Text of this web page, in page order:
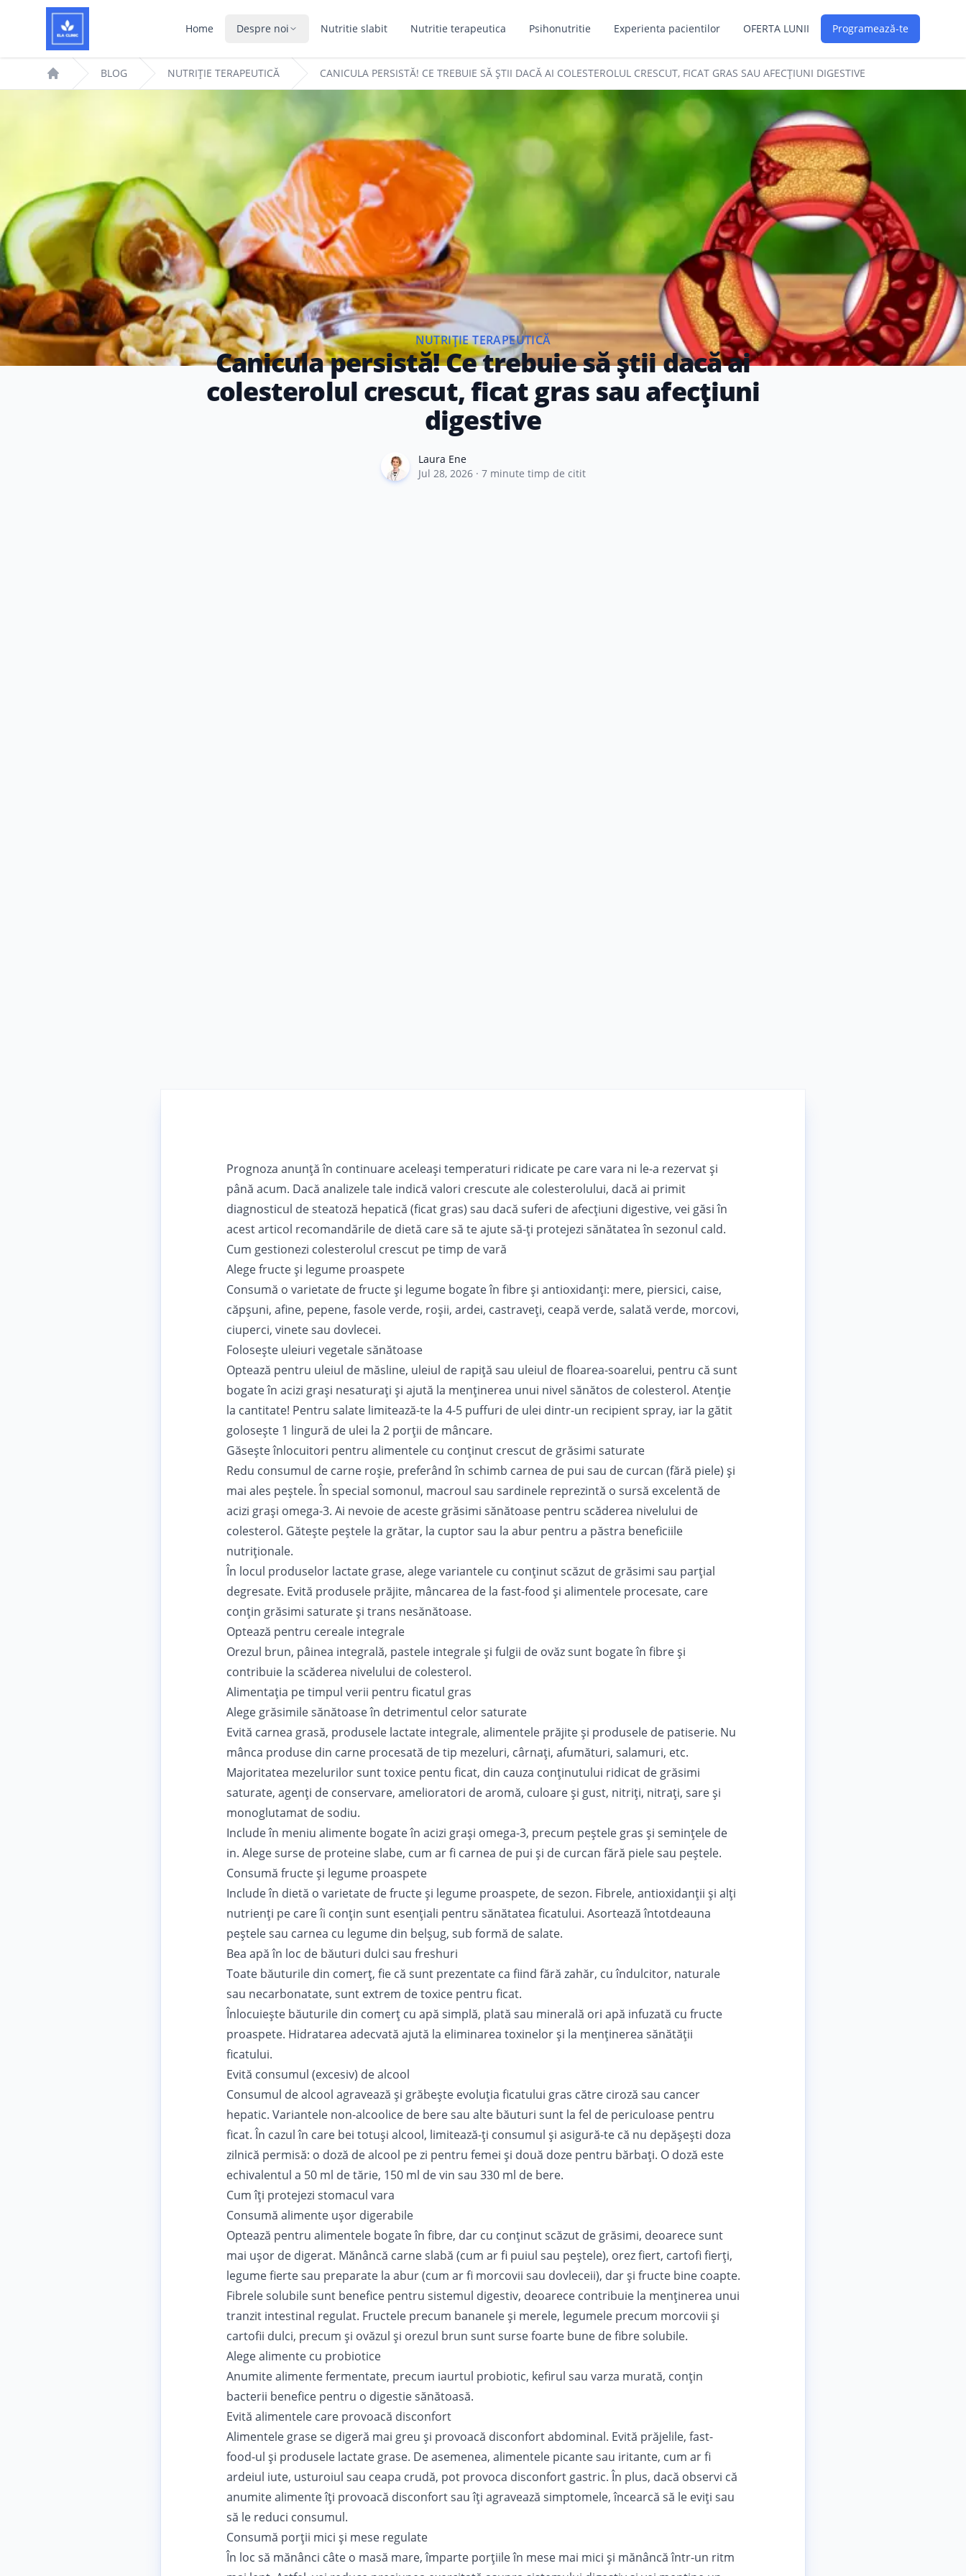
Home Despre noi Nutritie slabit Nutritie terapeutica Psihonutritie Experienta pacientilor OFERTA LUNII Programează-te
Home BLOG NUTRIȚIE TERAPEUTICĂ CANICULA PERSISTĂ! CE TREBUIE SĂ ȘTII DACĂ AI COLESTEROLUL CRESCUT, FICAT GRAS SAU AFECȚIUNI DIGESTIVE
NUTRIȚIE TERAPEUTICĂ
Canicula persistă! Ce trebuie să știi dacă ai
colesterolul crescut, ficat gras sau afecțiuni
digestive
Laura EneLaura Ene
Jul 28, 2026 · 7minute timp de citit
Prognoza anunță în continuare aceleași temperaturi ridicate pe care vara ni le-a rezervat și
până acum. Dacă analizele tale indică valori crescute ale colesterolului, dacă ai primit
diagnosticul de steatoză hepatică (ficat gras) sau dacă suferi de afecțiuni digestive, vei găsi în
acest articol recomandările de dietă care să te ajute să-ți protejezi sănătatea în sezonul cald.
Cum gestionezi colesterolul crescut pe timp de vară
Alege fructe și legume proaspete
Consumă o varietate de fructe și legume bogate în fibre și antioxidanți: mere, piersici, caise,
căpșuni, afine, pepene, fasole verde, roșii, ardei, castraveți, ceapă verde, salată verde, morcovi,
ciuperci, vinete sau dovlecei.
Folosește uleiuri vegetale sănătoase
Optează pentru uleiul de măsline, uleiul de rapiță sau uleiul de floarea-soarelui, pentru că sunt
bogate în acizi grași nesaturați și ajută la menținerea unui nivel sănătos de colesterol. Atenție
la cantitate! Pentru salate limitează-te la 4-5 puffuri de ulei dintr-un recipient spray, iar la gătit
golosește 1 lingură de ulei la 2 porții de mâncare.
Găsește înlocuitori pentru alimentele cu conținut crescut de grăsimi saturate
Redu consumul de carne roșie, preferând în schimb carnea de pui sau de curcan (fără piele) și
mai ales peștele. În special somonul, macroul sau sardinele reprezintă o sursă excelentă de
acizi grași omega-3. Ai nevoie de aceste grăsimi sănătoase pentru scăderea nivelului de
colesterol. Gătește peștele la grătar, la cuptor sau la abur pentru a păstra beneficiile
nutriționale.
În locul produselor lactate grase, alege variantele cu conținut scăzut de grăsimi sau parțial
degresate. Evită produsele prăjite, mâncarea de la fast-food și alimentele procesate, care
conțin grăsimi saturate și trans nesănătoase.
Optează pentru cereale integrale
Orezul brun, pâinea integrală, pastele integrale și fulgii de ovăz sunt bogate în fibre și
contribuie la scăderea nivelului de colesterol.
Alimentația pe timpul verii pentru ficatul gras
Alege grăsimile sănătoase în detrimentul celor saturate
Evită carnea grasă, produsele lactate integrale, alimentele prăjite și produsele de patiserie. Nu
mânca produse din carne procesată de tip mezeluri, cârnați, afumături, salamuri, etc.
Majoritatea mezelurilor sunttoxice pentu ficat, din cauza conținutului ridicat de grăsimi
saturate, agenți de conservare, amelioratori de aromă, culoare și gust, nitriți, nitrați, sare și
monoglutamat de sodiu.
Include în meniu alimente bogate în acizi grași omega-3, precum peștele gras și semințele de
in. Alege surse de proteine slabe, cum ar fi carnea de pui și de curcan fără piele sau peștele.
Consumă fructe și legume proaspete
Include în dietă o varietate de fructe și legume proaspete, de sezon. Fibrele, antioxidanții și alți
nutrienți pe care îi conțin sunt esențiali pentru sănătatea ficatului. Asortează întotdeauna
peștele sau carnea cu legume din belșug, sub formă de salate.
Bea apă în loc de băuturi dulci sau freshuri
Toate băuturile din comerț, fie că sunt prezentate ca fiind fără zahăr, cu îndulcitor, naturale
sau necarbonatate, sunt extrem de toxice pentru ficat.
Înlocuiește băuturile din comerț cu apă simplă, plată sau minerală ori apă infuzată cu fructe
proaspete. Hidratarea adecvată ajută la eliminarea toxinelor și la menținerea sănătății
ficatului.
Evită consumul (excesiv) de alcool
Consumul de alcool agravează și grăbește evoluția ficatului gras către ciroză sau cancer
hepatic. Variantele non-alcoolice de bere sau alte băuturi sunt la fel de periculoase pentru
ficat. În cazul în care bei totuși alcool, limitează-ți consumul și asigură-te că nu depășești doza
zilnică permisă: o doză de alcool pe zi pentru femei și două doze pentru bărbați. O doză este
echivalentul a 50 ml de tărie, 150 ml de vin sau 330 ml de bere.
Cum îți protejezi stomacul vara
Consumă alimente ușor digerabile
Optează pentru alimentele bogate în fibre, dar cu conținut scăzut de grăsimi, deoarece sunt
mai ușor de digerat. Mănâncă carne slabă (cum ar fi puiul sau peștele), orez fiert, cartofi fierți,
legume fierte sau preparate la abur (cum ar fi morcovii sau dovleceii), dar și fructe bine coapte.
Fibrele solubile sunt benefice pentru sistemul digestiv, deoarece contribuie la menținerea unui
tranzit intestinal regulat. Fructele precum bananele și merele, legumele precum morcovii și
cartofii dulci, precum și ovăzul și orezul brun sunt surse foarte bune de fibre solubile.
Alege alimente cu probiotice
Anumite alimente fermentate, precum iaurtul probiotic, kefirul sau varza murată, conțin
bacterii benefice pentru o digestie sănătoasă.
Evită alimentele care provoacă disconfort
Alimentele grase se digeră mai greu și provoacă disconfort abdominal. Evită prăjelile, fast-
food-ul și produsele lactate grase. De asemenea, alimentele picante sau iritante, cum ar fi
ardeiul iute, usturoiul sau ceapa crudă, pot provoca disconfort gastric. În plus, dacă observi că
anumite alimente îți provoacă disconfort sau îți agravează simptomele, încearcă să le eviți sau
să le reduci consumul.
Consumă porții mici și mese regulate
În loc să mănânci câte o masă mare, împarte porțiile în mese mai mici și mănâncă într-un ritm